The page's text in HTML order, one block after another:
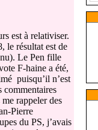
est à relativiser.
le résultat est de
Le Pen fille
F-haine a été,
puisqu’il n’est
commentaires
rappeler des
Pierre
du PS, j’avais